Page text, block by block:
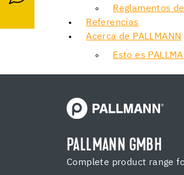
Reglamentos
Referencias
Acerca de PALLMANN
Esto es
PALLMANN GMBH
Complete product range